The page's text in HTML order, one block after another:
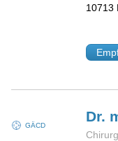
10713
GÄCD
Dr.